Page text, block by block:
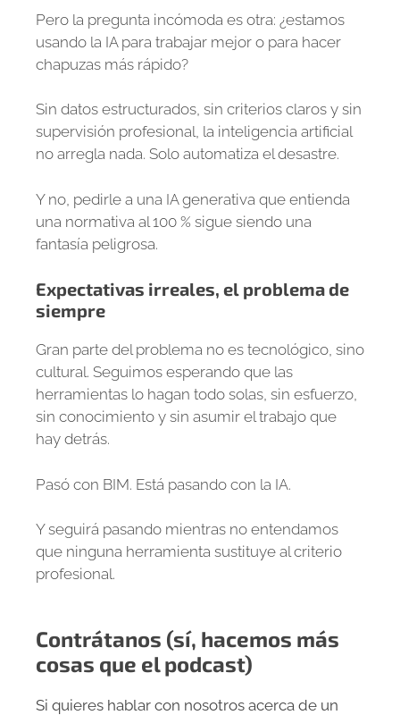
Pero la pregunta incómoda es otra: ¿estamos
usando la IA para trabajar mejor o para hacer
chapuzas más rápido?
Sin datos estructurados, sin criterios claros y sin
supervisión profesional, la inteligencia artificial
no arregla nada. Solo automatiza el desastre.
Y no, pedirle a una IA generativa que entienda
una normativa al 100 % sigue siendo una
fantasía peligrosa.
Expectativas irreales, el problema de
siempre
Gran parte del problema no es tecnológico, sino
cultural. Seguimos esperando que las
herramientas lo hagan todo solas, sin esfuerzo,
sin conocimiento y sin asumir el trabajo que
hay detrás.
Pasó con BIM. Está pasando con la IA.
Y seguirá pasando mientras no entendamos
que ninguna herramienta sustituye al criterio
profesional.
Contrátanos (sí, hacemos más
cosas que el podcast)
Si quieres hablar con nosotros acerca de un